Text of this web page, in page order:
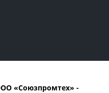
«Союзпромтех» -